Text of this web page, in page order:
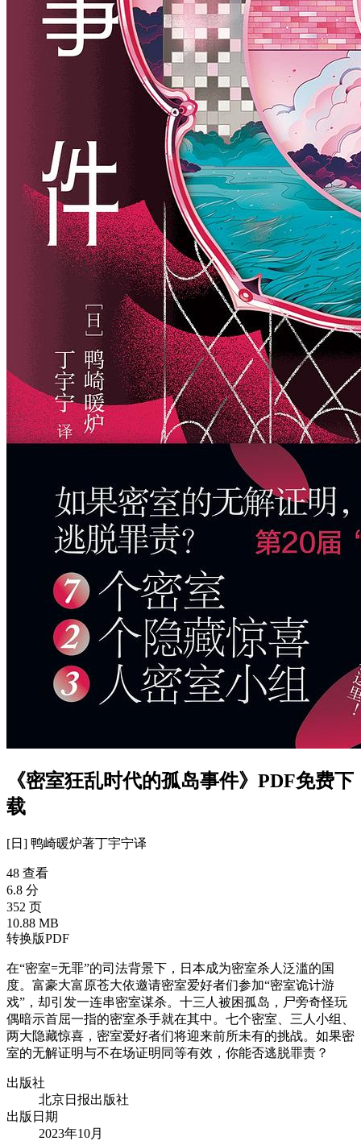
《密室狂乱时代的孤岛事件》PDF免费下
载
[日] 鸭崎暖炉著丁宇宁译
48 查看
6.8 分
352 页
10.88 MB
转换版PDF
在“密室=无罪”的司法背景下，日本成为密室杀人泛滥的国
度。富豪大富原苍大依邀请密室爱好者们参加“密室诡计游
戏”，却引发一连串密室谋杀。十三人被困孤岛，尸旁奇怪玩
偶暗示首屈一指的密室杀手就在其中。七个密室、三人小组、
两大隐藏惊喜，密室爱好者们将迎来前所未有的挑战。如果密
室的无解证明与不在场证明同等有效，你能否逃脱罪责？
出版社
北京日报出版社
出版日期
2023年10月